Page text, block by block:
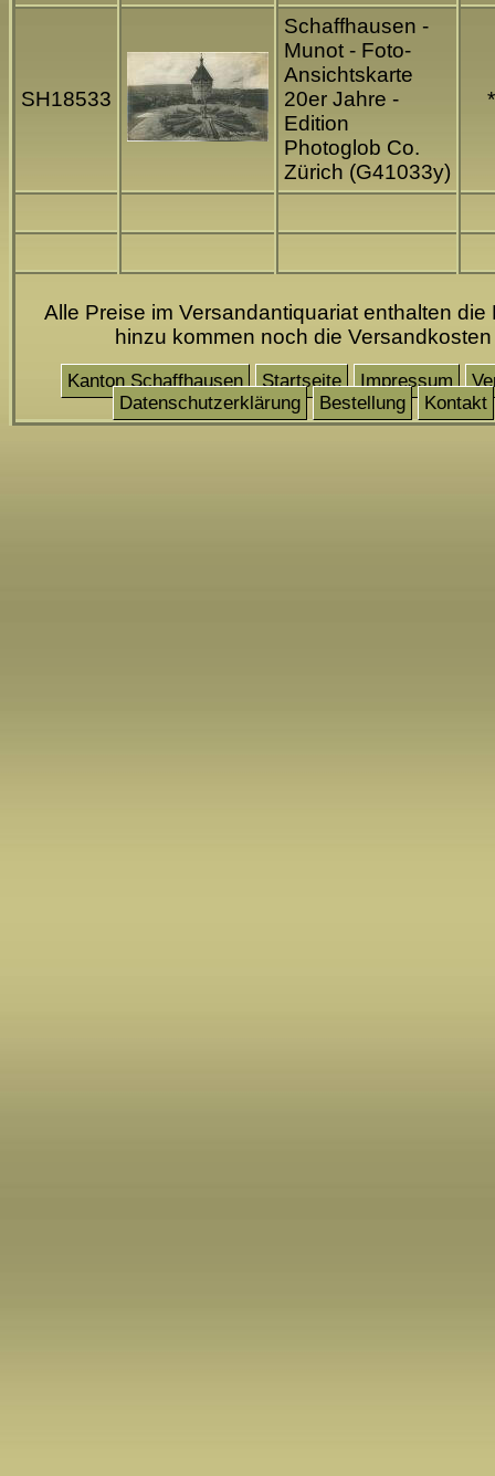
SH18533
Schaffhausen -
Munot - Foto-
Ansichtskarte
20er Jahre -
Edition
Photoglob Co.
Zürich (G41033y)
*
Alle Preise im Versandantiquariat enthalten die
hinzu kommen noch die Versandkosten
Kanton Schaffhausen Startseite Impressum
Datenschutzerklärung
Bestellung Kontakt